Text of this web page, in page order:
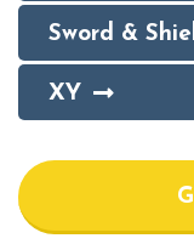
Sword &
XY